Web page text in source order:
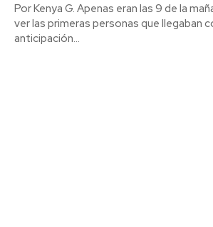
Por Kenya G. Apenas eran las 9 de la mañana y ya se dejaban
ver las primeras personas que llegaban
anticipación...